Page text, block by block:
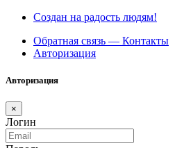
Создан на радость людям!
Обратная связь — Контакты
Авторизация
Авторизация
×
Логин